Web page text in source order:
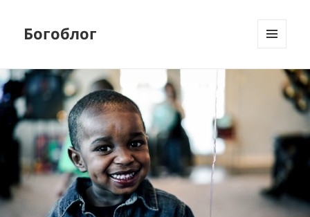
Богоблог
ВИДЖЕТЫ